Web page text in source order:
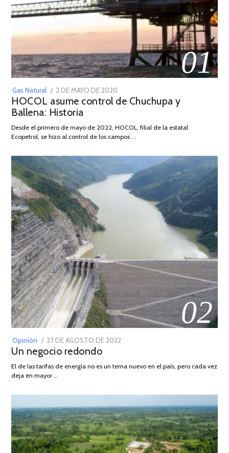
01
Gas Natural
POSTED
ON
2 DE MAYO DE 2020
DE
2026
HOCOL asume control de Chuchupa y
Ballena: Historia
Desde el primero de mayo de 2022, HOCOL, filial de la estatal
Ecopetrol, se hizo al control de los campos …
02
Opinión
POSTED
ON
27 DE AGOSTO DE 2022
DE
Un negocio redondo
El de las tarifas de energía no es un tema nuevo en el país, pero cada vez
deja en mayor …